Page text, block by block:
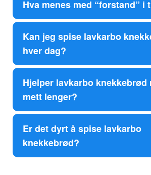
Hva menes med “forstand” i
Kan jeg spise lavkarbo
hver dag?
Hjelper lavkarbo knekkebrød
mett lenger?
Er det dyrt å spise lavkarbo
knekkebrød?